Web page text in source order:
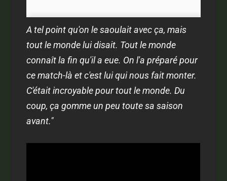
A tel point qu'on le saoulait avec ça, mais
tout le monde lui disait. Tout le monde
connaît la fin qu'il a eue. On l'a préparé pour
ce match-là et c'est lui qui nous fait monter.
C'était incroyable pour tout le monde. Du
coup, ça gomme un peu toute sa saison
avant."